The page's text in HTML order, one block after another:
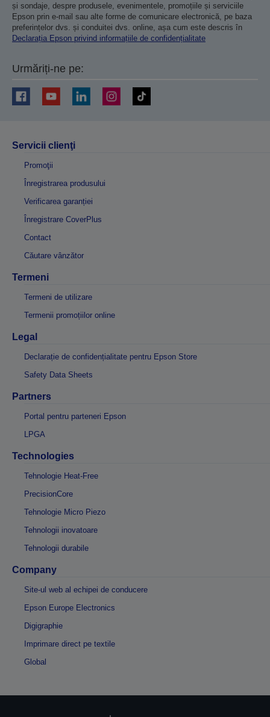
și sondaje, despre produsele, evenimentele, promoțiile și serviciile
Epson prin e-mail sau alte forme de comunicare electronică, pe baza
preferințelor dvs. și conduitei dvs. online, așa cum este descris în
Declarația Epson privind informațiile de confidențialitate
Urmăriți-ne pe:
Servicii clienţi
Promoţii
Înregistrarea produsului
Verificarea garanției
Înregistrare CoverPlus
Contact
Căutare vânzător
Termeni
Termeni de utilizare
Termenii promoțiilor online
Legal
Declarație de confidențialitate pentru Epson Store
Safety Data Sheets
Partners
Portal pentru parteneri Epson
LPGA
Technologies
Tehnologie Heat-Free
PrecisionCore
Tehnologie Micro Piezo
Tehnologii inovatoare
Tehnologii durabile
Company
Site-ul web al echipei de conducere
Epson Europe Electronics
Digigraphie
Imprimare direct pe textile
Global